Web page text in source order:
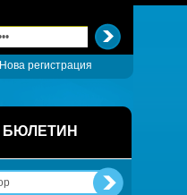
Нова регистрация
БЮЛЕТИН